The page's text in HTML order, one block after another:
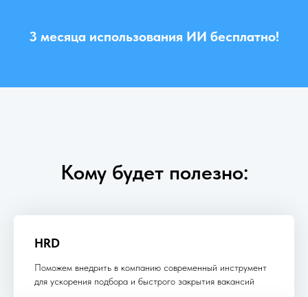
3 месяца использования ИИ бесплатно!
Кому будет полезно:
HRD
Поможем внедрить в компанию современный инструмент
для ускорения подбора и быстрого закрытия вакансий